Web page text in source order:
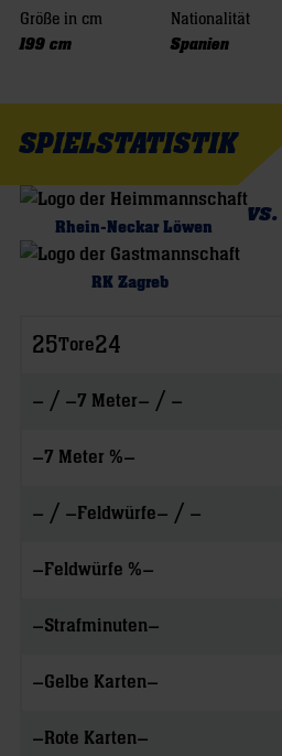
Größe in cm
199 cm
Nationalität
Spanien
SPIELSTATISTIK
Rhein-Neckar Löwen
vs.
RK Zagreb
25Tore24
– / –7 Meter– / –
–7 Meter %–
– / –Feldwürfe– / –
–Feldwürfe %–
–Strafminuten–
–Gelbe Karten–
–Rote Karten–